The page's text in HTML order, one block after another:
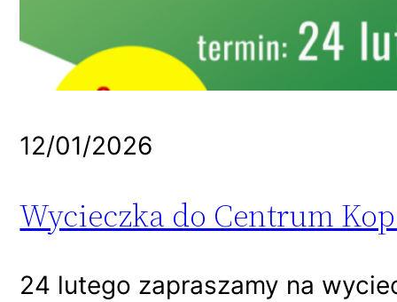
12/01/2026
Wycieczka do Centrum
24 lutego zapraszamy na